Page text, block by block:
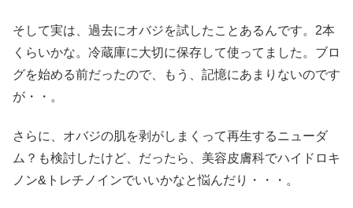
そして実は、過去にオバジを試したことあるんです。2本
くらいかな。冷蔵庫に大切に保存して使ってました。ブロ
グを始める前だったので、もう、記憶にあまりないのです
が・・。
さらに、オバジの肌を剥がしまくって再生するニューダ
ム？も検討したけど、だったら、美容皮膚科でハイドロキ
ノン&トレチノインでいいかなと悩んだり・・・。